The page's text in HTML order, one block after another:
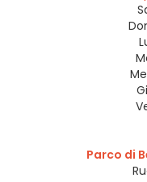
Parco di